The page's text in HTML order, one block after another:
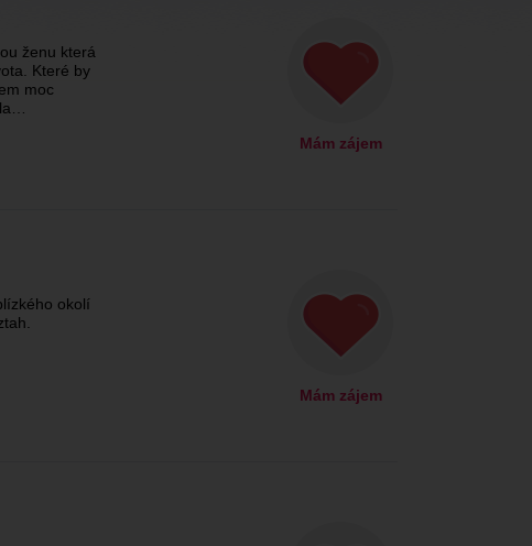
ženu která
Které by
moc
Mám zájem
okolí
Mám zájem